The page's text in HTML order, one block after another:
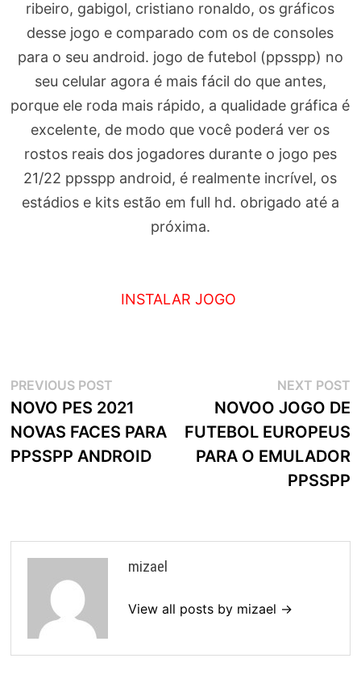
ribeiro, gabigol, cristiano ronaldo, os gráficos
desse jogo e comparado com os de consoles
para o seu android. jogo de futebol (ppsspp) no
seu celular agora é mais fácil do que antes,
porque ele roda mais rápido, a qualidade gráfica é
excelente, de modo que você poderá ver os
rostos reais dos jogadores durante o jogo pes
21/22 ppsspp android, é realmente incrível, os
estádios e kits estão em full hd. obrigado até a
próxima.
INSTALAR JOGO
Navegação
de
artigos
PREVIOUS POSTPrevious
post:
NOVO PES 2021
NOVAS FACES PARA
PPSSPP ANDROID
NEXT POST
NOVOO JOGO DE
FUTEBOL EUROPEUS
PARA O EMULADOR
PPSSPP
mizael
View all posts by mizael →